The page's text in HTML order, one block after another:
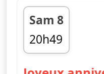
Sam 8
20h49
fin 21h32